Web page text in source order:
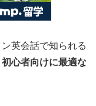
英会話で知られる
初心者向けに最適な